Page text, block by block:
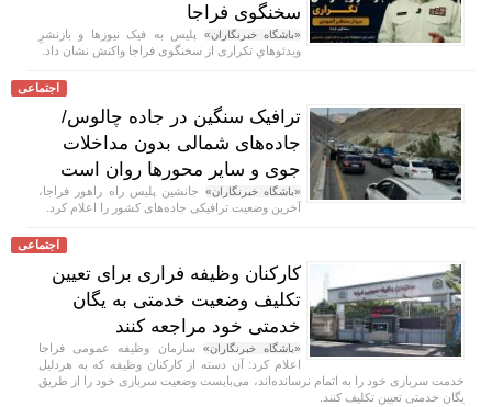
سخنگوی فراجا
«باشگاه خبرنگاران» پلیس به فیک نیوزها و بازنشرِ
ویدئوهایِ تکراری از سخنگوی فراجا واکنش نشان داد.
اجتماعی
ترافیک سنگین در جاده چالوس/
جاده‌های شمالی بدون مداخلات
جوی و سایر محور‌ها روان است
«باشگاه خبرنگاران» جانشین پلیس راه راهور فراجا،
آخرین وضعیت ترافیکی جاده‌های کشور را اعلام کرد.
اجتماعی
کارکنان وظیفه فراری برای تعیین
تکلیف وضعیت خدمتی به یگان
خدمتی خود مراجعه کنند
«باشگاه خبرنگاران» سازمان وظیفه عمومی فراجا
اعلام کرد: آن دسته از کارکنان وظیفه که به هردلیل
خدمت سربازی خود را به اتمام نرسانده‌اند، می‌بایست وضعیت سربازی خود را از طریق
یگان خدمتی تعیین تکلیف کنند.